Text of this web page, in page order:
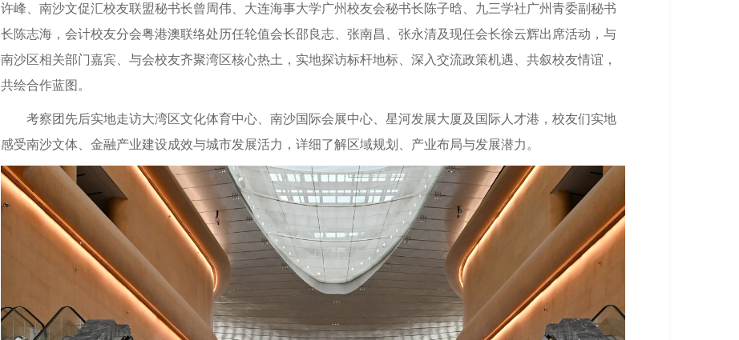
许峰、南沙文促汇校友联盟秘书长曾周伟、大连海事大学广州校友会秘书长陈子晗、九三学社广州青委副秘书
长陈志海，会计校友分会粤港澳联络处历任轮值会长邵良志、张南昌、张永清及现任会长徐云辉出席活动，与
南沙区相关部门嘉宾、与会校友齐聚湾区核心热土，实地探访标杆地标、深入交流政策机遇、共叙校友情谊，
共绘合作蓝图。
考察团先后实地走访大湾区文化体育中心、南沙国际会展中心、星河发展大厦及国际人才港，校友们实地
感受南沙文体、金融产业建设成效与城市发展活力，详细了解区域规划、产业布局与发展潜力。